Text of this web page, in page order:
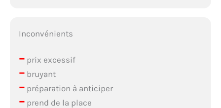
Inconvénients
–prix excessif
–bruyant
–préparation à anticiper
–prend de la place